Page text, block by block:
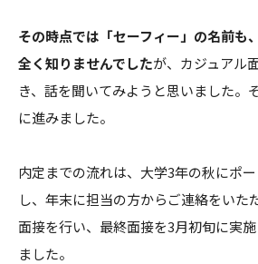
その時点では「セーフィー」の名前も
全く知りませんでしたが、カジュアル
き、話を聞いてみようと思いました。
に進みました。
内定までの流れは、大学3年の秋にポ
し、年末に担当の方からご連絡をいた
面接を行い、最終面接を3月初旬に実
ました。